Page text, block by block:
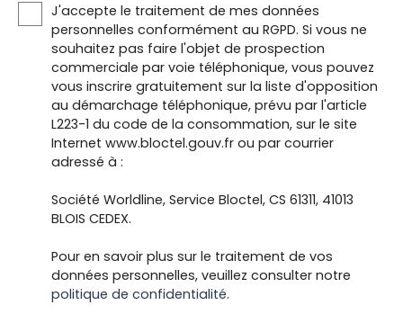
J'accepte le traitement de mes données
personnelles conformément au RGPD. Si vous ne
souhaitez pas faire l'objet de prospection
commerciale par voie téléphonique, vous pouvez
vous inscrire gratuitement sur la liste d'opposition
au démarchage téléphonique, prévu par l'article
L223-1 du code de la consommation, sur le site
Internet www.bloctel.gouv.fr ou par courrier
adressé à :
Société Worldline, Service Bloctel, CS 61311, 41013
BLOIS CEDEX.
Pour en savoir plus sur le traitement de vos
données personnelles, veuillez consulter notre
politique de confidentialité.